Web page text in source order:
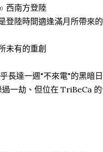
西南方登陸
登陸時間適逢滿月所帶來
未有的重創
長達一週"不來電"的黑暗日
一劫、但位在 TriBeCa